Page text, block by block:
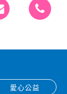
愛心公益